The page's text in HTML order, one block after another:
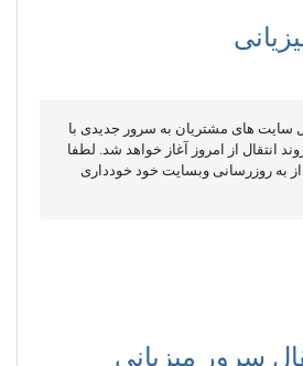
سایت های مشتریان به سرور جدیدی با
انتقال از امروز آغاز خواهد شد. لطفا
از به روزرسانی وبسایت خود خودداری